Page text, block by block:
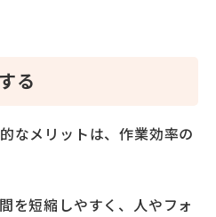
る
なメリットは、作業効率の
を短縮しやすく、人やフォ